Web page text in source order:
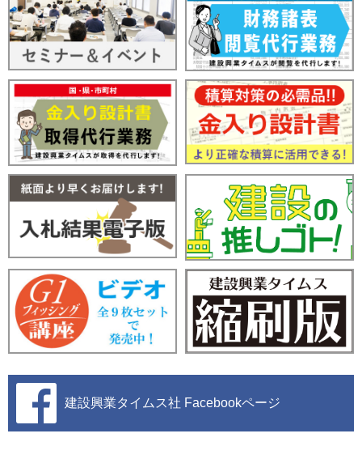
建設興業タイムス社 Facebookページ